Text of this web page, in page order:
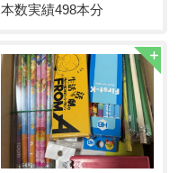
本数実績498本分